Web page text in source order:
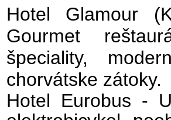
Hotel Glamour
Gourmet
špeciality,
chorvátske zátoky.
Hotel Eurobus -